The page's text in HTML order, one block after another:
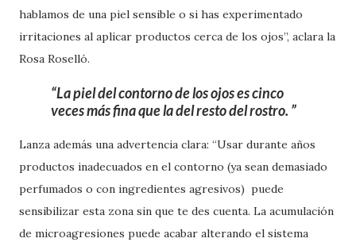
hablamos de una piel sensible o si has experimentado
irritaciones al aplicar productos cerca de los ojos”, aclara la
Rosa Roselló.
La piel del contorno de los ojos es cinco
veces más fina que la del resto del rostro.
Lanza además una advertencia clara: “Usar durante años
productos inadecuados en el contorno (ya sean demasiado
perfumados o con ingredientes agresivos) puede
sensibilizar esta zona sin que te des cuenta. La acumulación
de microagresiones puede acabar alterando el sistema